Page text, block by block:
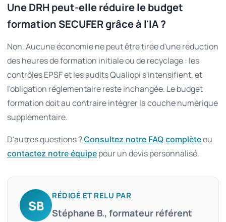
Une DRH peut-elle réduire le budget
formation SECUFER grâce à l'IA ?
Non. Aucune économie ne peut être tirée d'une réduction
des heures de formation initiale ou de recyclage : les
contrôles EPSF et les audits Qualiopi s'intensifient, et
l'obligation réglementaire reste inchangée. Le budget
formation doit au contraire intégrer la couche numérique
supplémentaire.
D'autres questions ? Consultez notre FAQ complèteou
contactez notre équipe pour un devis personnalisé.
SB
RÉDIGÉ ET RELU PAR
Stéphane B., formateur référent